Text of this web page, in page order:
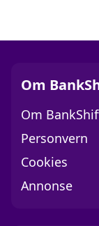
Om
Om
Personvern
Cookies
Annonse